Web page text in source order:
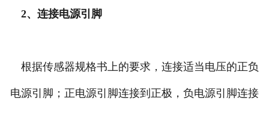
2、连接电源引脚
根据传感器规格书上的要求，连接适当电压的正负
电源引脚；正电源引脚连接到正极，负电源引脚连接